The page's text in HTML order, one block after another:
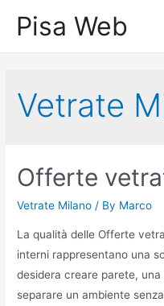
Pisa Web
Vetrate
Offerte
Vetrate Milano / By Marco
La qualità delle Offerte
interni rappresentano una
desidera creare parete,
separare un ambiente